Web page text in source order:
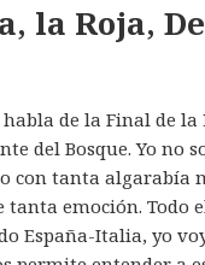
la Roja,
habla de la Final de la
del Bosque. Yo no
con tanta algarabía
tanta emoción. Todo
España-Italia, yo